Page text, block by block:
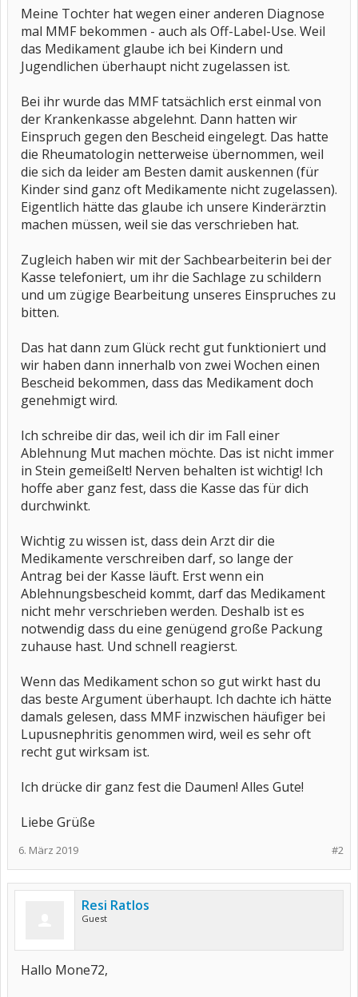
Meine Tochter hat wegen einer anderen Diagnose
mal MMF bekommen - auch als Off-Label-Use. Weil
das Medikament glaube ich bei Kindern und
Jugendlichen überhaupt nicht zugelassen ist.
Bei ihr wurde das MMF tatsächlich erst einmal von
der Krankenkasse abgelehnt. Dann hatten wir
Einspruch gegen den Bescheid eingelegt. Das hatte
die Rheumatologin netterweise übernommen, weil
die sich da leider am Besten damit auskennen (für
Kinder sind ganz oft Medikamente nicht zugelassen).
Eigentlich hätte das glaube ich unsere Kinderärztin
machen müssen, weil sie das verschrieben hat.
Zugleich haben wir mit der Sachbearbeiterin bei der
Kasse telefoniert, um ihr die Sachlage zu schildern
und um zügige Bearbeitung unseres Einspruches zu
bitten.
Das hat dann zum Glück recht gut funktioniert und
wir haben dann innerhalb von zwei Wochen einen
Bescheid bekommen, dass das Medikament doch
genehmigt wird.
Ich schreibe dir das, weil ich dir im Fall einer
Ablehnung Mut machen möchte. Das ist nicht immer
in Stein gemeißelt! Nerven behalten ist wichtig! Ich
hoffe aber ganz fest, dass die Kasse das für dich
durchwinkt.
Wichtig zu wissen ist, dass dein Arzt dir die
Medikamente verschreiben darf, so lange der
Antrag bei der Kasse läuft. Erst wenn ein
Ablehnungsbescheid kommt, darf das Medikament
nicht mehr verschrieben werden. Deshalb ist es
notwendig dass du eine genügend große Packung
zuhause hast. Und schnell reagierst.
Wenn das Medikament schon so gut wirkt hast du
das beste Argument überhaupt. Ich dachte ich hätte
damals gelesen, dass MMF inzwischen häufiger bei
Lupusnephritis genommen wird, weil es sehr oft
recht gut wirksam ist.
Ich drücke dir ganz fest die Daumen! Alles Gute!
Liebe Grüße
#2
6. März 2019
Resi Ratlos
Guest
Hallo Mone72,